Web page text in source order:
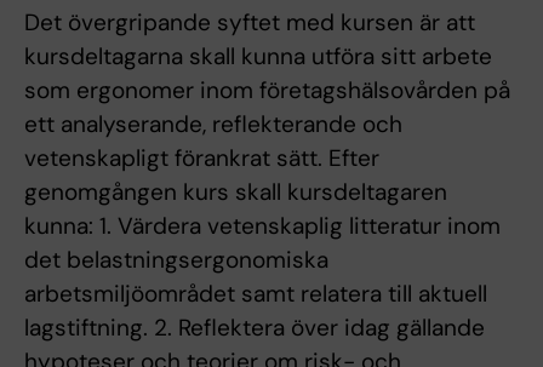
Det övergripande syftet med kursen är att
kursdeltagarna skall kunna utföra sitt arbete
som ergonomer inom företagshälsovården på
ett analyserande, reflekterande och
vetenskapligt förankrat sätt. Efter
genomgången kurs skall kursdeltagaren
kunna: 1. Värdera vetenskaplig litteratur inom
det belastningsergonomiska
arbetsmiljöområdet samt relatera till aktuell
lagstiftning. 2. Reflektera över idag gällande